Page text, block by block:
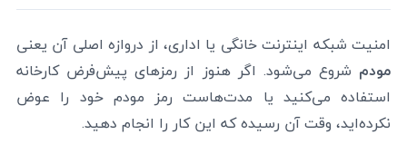
امنیت شبکه اینترنت خانگی یا اداری، از دروازه اصلی آن یعنی
مودم شروع می‌شود. اگر هنوز از رمزهای پیش‌فرض کارخانه
استفاده می‌کنید یا مدت‌هاست رمز مودم خود را عوض
نکرده‌اید، وقت آن رسیده که این کار را انجام دهید.